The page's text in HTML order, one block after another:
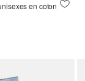
en coton